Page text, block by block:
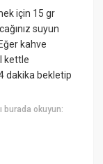
için 15 gr
suyun
kahve
kettle
dakika bekletip
burada okuyun: